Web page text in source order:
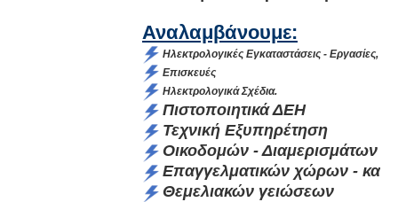
Αναλαμβάνουμε:
Ηλεκτρολογικές Εγκαταστάσεις - Εργασίες,
Επισκευές
Ηλεκτρολογικά Σχέδια.
Πιστοποιητικά ΔΕΗ
Τεχνική Εξυπηρέτηση
Οικοδομών - Διαμερισμάτων
Επαγγελματικών χώρων -
Θεμελιακών γειώσεων